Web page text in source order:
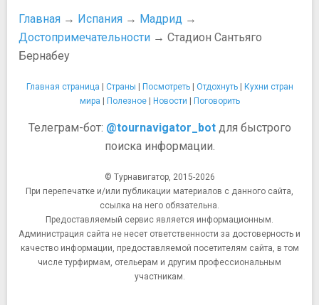
Церковь Сан Николас
Церковь Сан-Андрес
Церковь Сан-Херонимо-эль-Реаль
Арена для боя быков «Лас-Вентас»
Башня Пикассо
Деловой центр Куатро-Торрес
Рынок Эль Растро
Как добраться из Мадрида в Аутлет центр Las Rozas
Village
Когда распродажи в Испании
Таможенные правила Испании
Еда и напитки
Испанская кухня
Испанская кухня - 2
Испанские национальные алкогольные напитки
Испанский бренди
Испанский крепкий алкоголь
Ликеры Испании
Главная → Испания → Мадрид →
Достопримечательности → Стадион Сантьяго
Бернабеу
Главная страница | Страны | Посмотреть| Отдохнуть| Кухни стран
мира | Полезное| Новости | Поговорить
Телеграм-бот: @tournavigator_botдля быстрого
поиска информации.
© Турнавигатор, 2015-2026
При перепечатке и/или публикации материалов с данного сайта,
ссылка на него обязательна.
Предоставляемый сервис является информационным.
Администрация сайта не несет ответственности за достоверность и
качество информации, предоставляемой посетителям сайта, в том
числе турфирмам, отельерам и другим профессиональным
участникам.